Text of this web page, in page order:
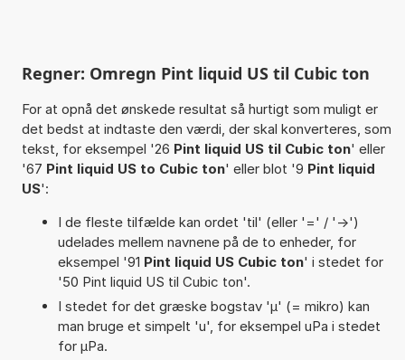
Regner: Omregn Pint liquid US til Cubic ton
For at opnå det ønskede resultat så hurtigt som muligt er
det bedst at indtaste den værdi, der skal konverteres, som
tekst, for eksempel '26 Pint liquid US til Cubic ton' eller
'67 Pint liquid US to Cubic ton' eller blot '9 Pint liquid
US':
I de fleste tilfælde kan ordet 'til' (eller '=' / '->')
udelades mellem navnene på de to enheder, for
eksempel '91 Pint liquid US Cubic ton' i stedet for
'50 Pint liquid US til Cubic ton'.
I stedet for det græske bogstav 'µ' (= mikro) kan
man bruge et simpelt 'u', for eksempel uPa i stedet
for µPa.